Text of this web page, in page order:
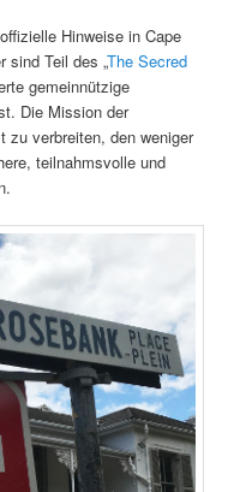
Hinweise in Cape
sind Teil des „The Secred
gemeinnützige
Die Mission der
zu verbreiten, den weniger
teilnahmsvolle und